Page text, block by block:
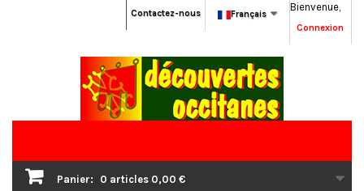
Bienvenue,
Connexion
Français
Contactez-nous
Panier: 0 articles 0,00 €